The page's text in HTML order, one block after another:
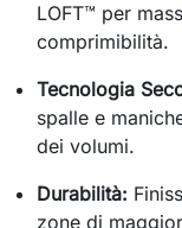
LOFT™ per
comprimibilità.
Tecnologia
spalle e
dei volumi.
Durabilità:
zone di